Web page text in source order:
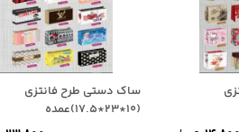
ساک دستی طرح فانتزی
(10*23*17.5)عمده